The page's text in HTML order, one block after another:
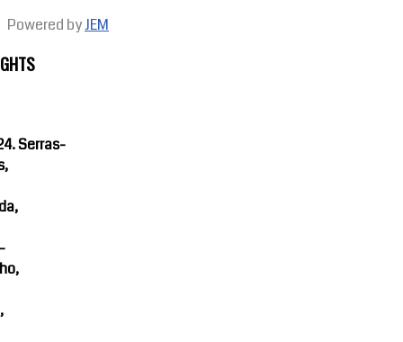
Powered byJEM
Serras-